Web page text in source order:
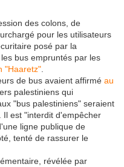
des colons, de
pour les utilisateurs
posé par la
bus empruntés par les
"Haaretz"
de bus avaient affirmé au
palestiniens qui
"bus palestiniens" seraient
Il est "interdit d'empêcher
ligne publique de
tenté de rassurer le
révélée par